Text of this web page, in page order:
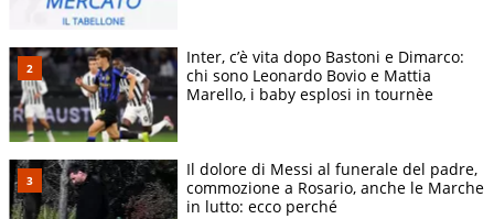
Inter, c’è vita dopo Bastoni e Dimarco:
chi sono Leonardo Bovio e Mattia
Marello, i baby esplosi in tournèe
Il dolore di Messi al funerale del padre,
commozione a Rosario, anche le Marche
in lutto: ecco perché